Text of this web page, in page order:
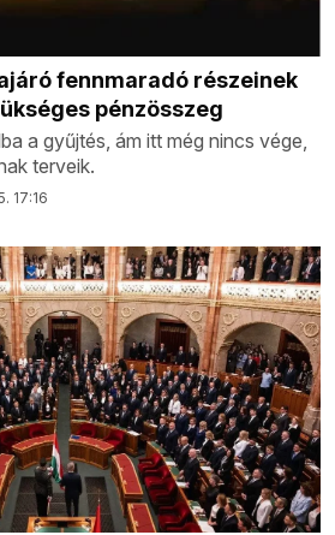
fennmaradó részeinek
pénzösszeg
a gyűjtés, ám itt még nincs vége,
terveik.
17:16